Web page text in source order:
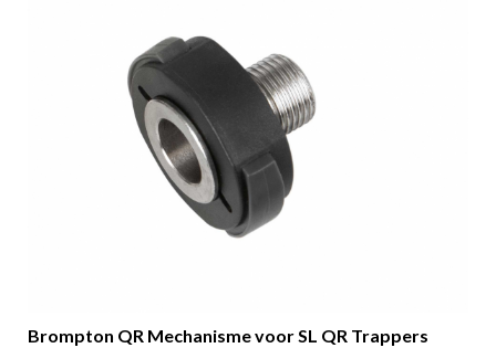
Brompton QR Mechanisme voor SL QR Trappers